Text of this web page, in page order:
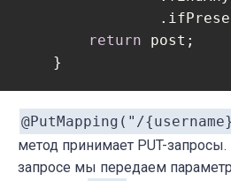
return post;
    }
@PutMapping("/
метод принимает PUT-
запросе мы передаем